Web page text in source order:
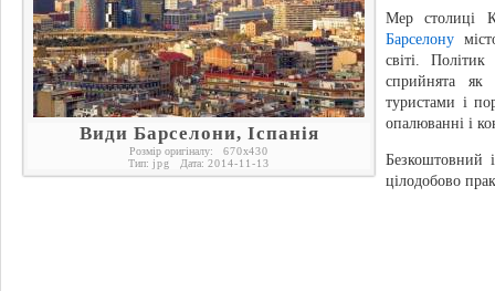
Види Барселони, Іспанія
Розмір оригіналу: 670x430
Тип: jpg Дата: 2014-11-13
Мер столиці
Барселону
світі.
сприйнята
туристами і
опалюванні і
Безкоштовний
цілодобово